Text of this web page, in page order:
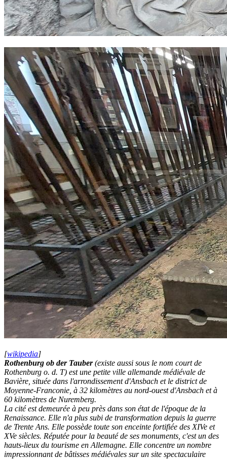
[wikipedia]
Rothenburg ob der Tauber(existe aussi sous le nom court de
Rothenburg o. d. T) est une petite ville allemande médiévale de
Bavière, située dans l'arrondissement d'Ansbach et le district de
Moyenne-Franconie, à 32 kilomètres au nord-ouest d'Ansbach et à
60 kilomètres de Nuremberg.
La cité est demeurée à peu près dans son état de l'époque de la
Renaissance. Elle n'a plus subi de transformation depuis la guerre
de Trente Ans. Elle possède toute son enceinte fortifiée des XIVe et
XVe siècles. Réputée pour la beauté de ses monuments, c'est un des
hauts-lieux du tourisme en Allemagne. Elle concentre un nombre
impressionnant de bâtisses médiévales sur un site spectaculaire